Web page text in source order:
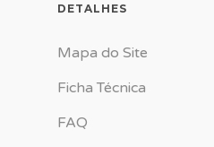
DETALHES
Mapa do Site
Ficha Técnica
FAQ